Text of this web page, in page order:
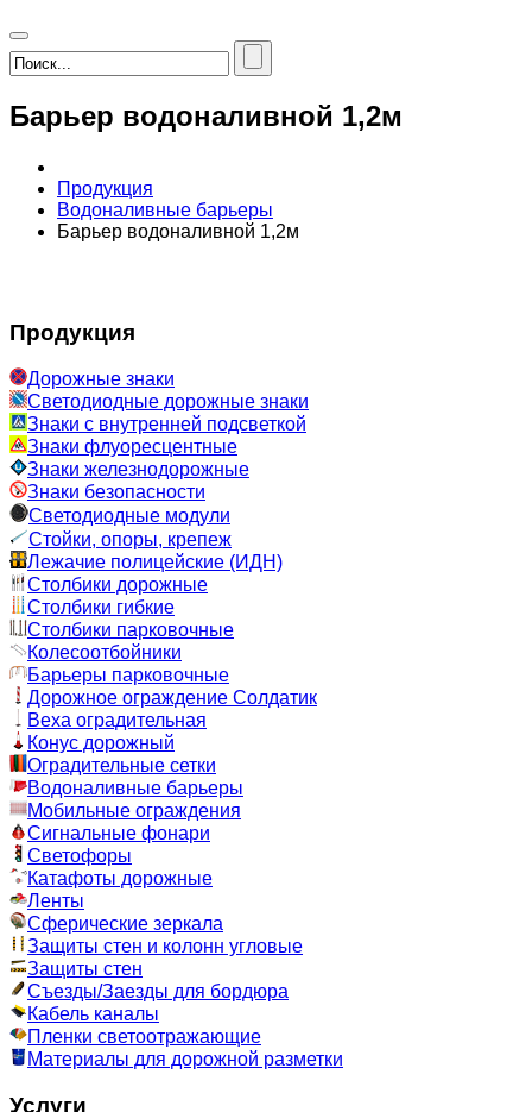
Барьер водоналивной 1,2м
Продукция
Водоналивные барьеры
Барьер водоналивной 1,2м
Продукция
Дорожные знаки
Светодиодные дорожные знаки
Знаки с внутренней подсветкой
Знаки флуоресцентные
Знаки железнодорожные
Знаки безопасности
Светодиодные модули
Стойки, опоры, крепеж
Лежачие полицейские (ИДН)
Столбики дорожные
Столбики гибкие
Столбики парковочные
Колесоотбойники
Барьеры парковочные
Дорожное ограждение Солдатик
Веха оградительная
Конус дорожный
Оградительные сетки
Водоналивные барьеры
Мобильные ограждения
Сигнальные фонари
Светофоры
Катафоты дорожные
Ленты
Сферические зеркала
Защиты стен и колонн угловые
Защиты стен
Съезды/Заезды для бордюра
Кабель каналы
Пленки светоотражающие
Материалы для дорожной разметки
Услуги